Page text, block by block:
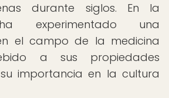
durante siglos. En la
experimentado una
el campo de la medicina
a sus propiedades
importancia en la cultura